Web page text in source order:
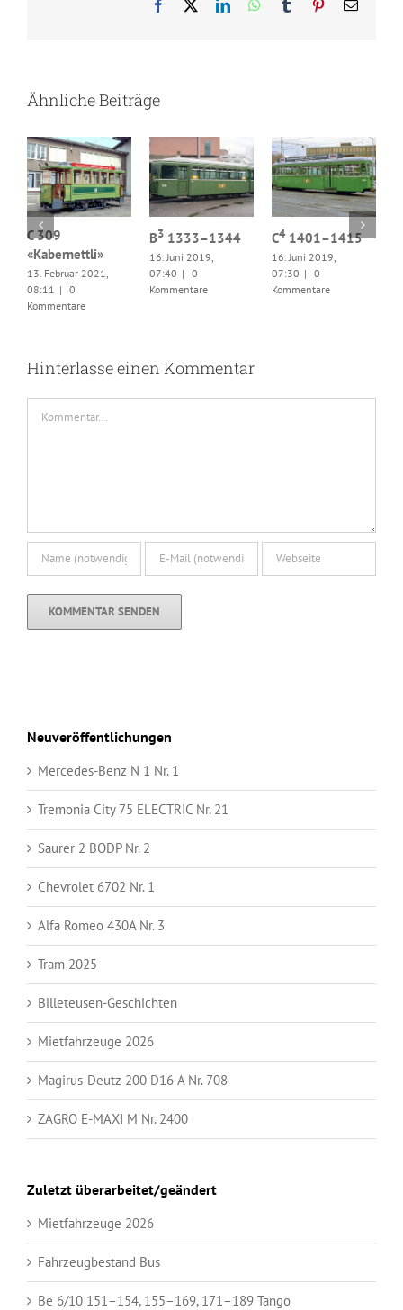
Facebook LinkedInWhatsApp
Tumblr Pinterest
E-
Ähnliche Beiträge
C 309
«Kabernettli»
13. Februar 2021,
08:11 | 0
Kommentare
B3 1333–1344
16. Juni 2019,
07:40 | 0
Kommentare
C41401–1415
16. Juni 2019,
07:30 | 0
Kommentare
Hinterlasse einen Kommentar
Neuveröffentlichungen
Mercedes-Benz N 1 Nr. 1
Tremonia City 75 ELECTRIC Nr. 21
Saurer 2 BODP Nr. 2
Chevrolet 6702 Nr. 1
Alfa Romeo 430A Nr. 3
Tram 2025
Billeteusen-Geschichten
Mietfahrzeuge 2026
Magirus-Deutz 200 D16 A Nr. 708
ZAGRO E-MAXI M Nr. 2400
Zuletzt überarbeitet/geändert
Mietfahrzeuge 2026
Fahrzeugbestand Bus
Be 6/10 151–154, 155–169, 171–189 Tango